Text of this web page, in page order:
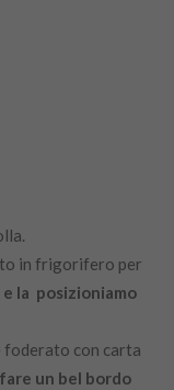
in frigorifero per
la posizioniamo
foderato con carta
un bel bordo